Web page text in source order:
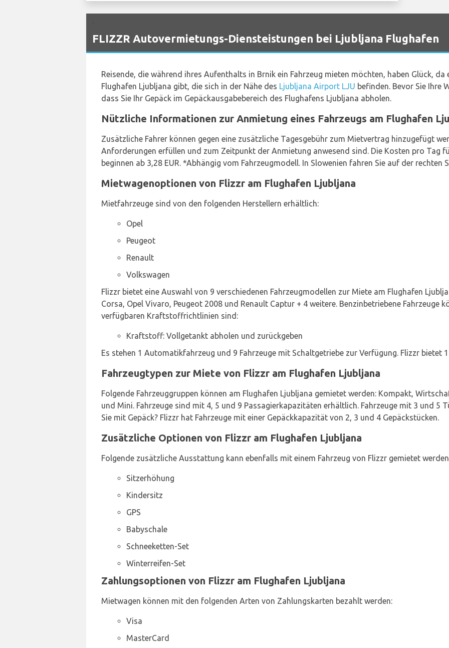
FLIZZR Autovermietungs-Diensteistungen bei Ljubljana Flughafen
Reisende, die während ihres Aufenthalts in Brnik ein Fahrzeug mieten möchten, haben Glück,
Flughafen Ljubljana gibt, die sich in der Nähe des Ljubljana Airport LJU befinden. Bevor Sie Ihre
dass Sie Ihr Gepäck im Gepäckausgabebereich des Flughafens Ljubljana abholen.
Nützliche Informationen zur Anmietung eines Fahrzeugs am Flughafen
Zusätzliche Fahrer können gegen eine zusätzliche Tagesgebühr zum Mietvertrag hinzugefügt
Anforderungen erfüllen und zum Zeitpunkt der Anmietung anwesend sind. Die Kosten pro Tag
beginnen ab 3,28 EUR. *Abhängig vom Fahrzeugmodell. In Slowenien fahren Sie auf der rechten
Mietwagenoptionen von Flizzr am Flughafen Ljubljana
Mietfahrzeuge sind von den folgenden Herstellern erhältlich:
Opel
Peugeot
Renault
Volkswagen
Flizzr bietet eine Auswahl von 9 verschiedenen Fahrzeugmodellen zur Miete am Flughafen
Corsa, Opel Vivaro, Peugeot 2008 und Renault Captur + 4 weitere. Benzinbetriebene Fahrzeuge
verfügbaren Kraftstoffrichtlinien sind:
Kraftstoff: Vollgetankt abholen und zurückgeben
Es stehen 1 Automatikfahrzeug und 9 Fahrzeuge mit Schaltgetriebe zur Verfügung. Flizzr bietet
Fahrzeugtypen zur Miete von Flizzr am Flughafen Ljubljana
Folgende Fahrzeuggruppen können am Flughafen Ljubljana gemietet werden: Kompakt,
und Mini. Fahrzeuge sind mit 4, 5 und 9 Passagierkapazitäten erhältlich. Fahrzeuge mit 3 und 5
Sie mit Gepäck? Flizzr hat Fahrzeuge mit einer Gepäckkapazität von 2, 3 und 4 Gepäckstücken.
Zusätzliche Optionen von Flizzr am Flughafen Ljubljana
Folgende zusätzliche Ausstattung kann ebenfalls mit einem Fahrzeug von Flizzr gemietet
Sitzerhöhung
Kindersitz
GPS
Babyschale
Schneeketten-Set
Winterreifen-Set
Zahlungsoptionen von Flizzr am Flughafen Ljubljana
Mietwagen können mit den folgenden Arten von Zahlungskarten bezahlt werden:
Visa
MasterCard